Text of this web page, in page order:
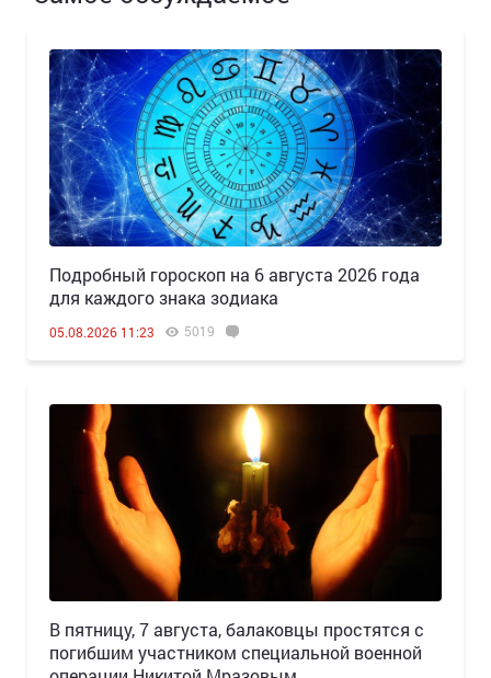
Подробный гороскоп на 6 августа 2026 года
для каждого знака зодиака
05.08.2026 11:23 5019
В пятницу, 7 августа, балаковцы простятся с
погибшим участником специальной военной